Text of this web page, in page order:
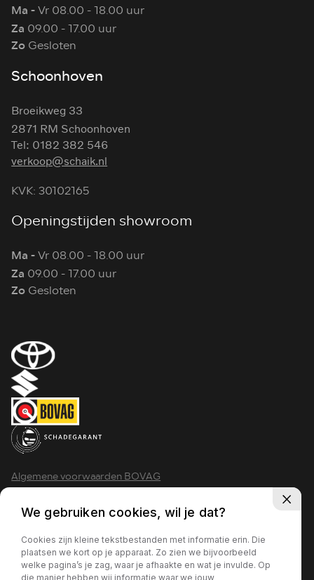
Ma -Vr 08.00 - 18.00 uur
Za 09.00 - 17.00 uur
Zo Gesloten
Schoonhoven
Broeikweg 33
2871 RM Schoonhoven
Tel: 0182 382 546
verkoop@schaik.nl
KVK: 30102165
Openingstijden showroom
Ma -Vr 08.00 - 18.00 uur
Za 09.00 - 17.00 uur
Zo Gesloten
Algemene voorwaarden BOVAG
2026 - Krimpen aan den IJssel
We gebruiken cookies, wil je dat?
Cookies zijn kleine tekstbestanden met informatie erin. Die
plaatsen we kort op je apparaat. Zo zien we bijvoorbeeld
welke pagina’s je zag, waar je afhaakte en wat je invulde. Op
die manier hebben wij informatie waar we jouw